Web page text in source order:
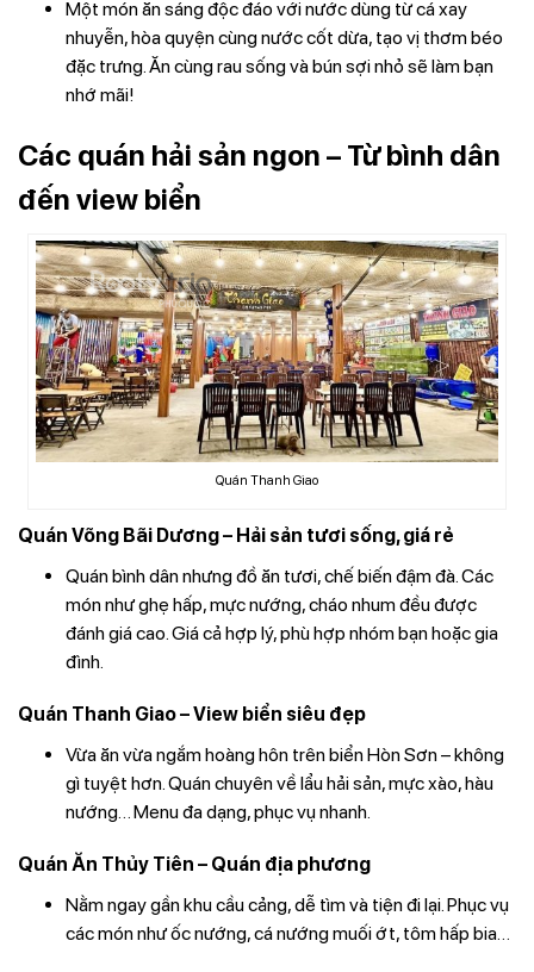
Một món ăn sáng độc đáo với nước dùng từ cá xay
nhuyễn, hòa quyện cùng nước cốt dừa, tạo vị thơm béo
đặc trưng. Ăn cùng rau sống và bún sợi nhỏ sẽ làm bạn
nhớ mãi!
Các quán hải sản ngon – Từ bình dân
đến view biển
Quán Thanh Giao
Quán Võng Bãi Dương – Hải sản tươi sống, giá rẻ
Quán bình dân nhưng đồ ăn tươi, chế biến đậm đà. Các
món như ghẹ hấp, mực nướng, cháo nhum đều được
đánh giá cao. Giá cả hợp lý, phù hợp nhóm bạn hoặc gia
đình.
Quán Thanh Giao – View biển siêu đẹp
Vừa ăn vừa ngắm hoàng hôn trên biển Hòn Sơn – không
gì tuyệt hơn. Quán chuyên về lẩu hải sản, mực xào, hàu
nướng… Menu đa dạng, phục vụ nhanh.
Quán Ăn Thủy Tiên – Quán địa phương
Nằm ngay gần khu cầu cảng, dễ tìm và tiện đi lại. Phục vụ
các món như ốc nướng, cá nướng muối ớt, tôm hấp bia…